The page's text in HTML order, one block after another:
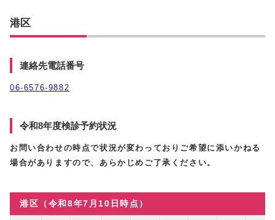
港区
連絡先電話番号
06‐6576-9882
令和8年度検診予約状況
お問い合わせの時点で状況が変わっておりご希望に添いかねる
場合がありますので、あらかじめご了承ください。
港区（令和8年7月10日時点）